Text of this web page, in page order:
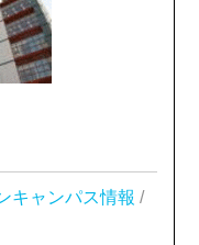
キャンパス情報 /